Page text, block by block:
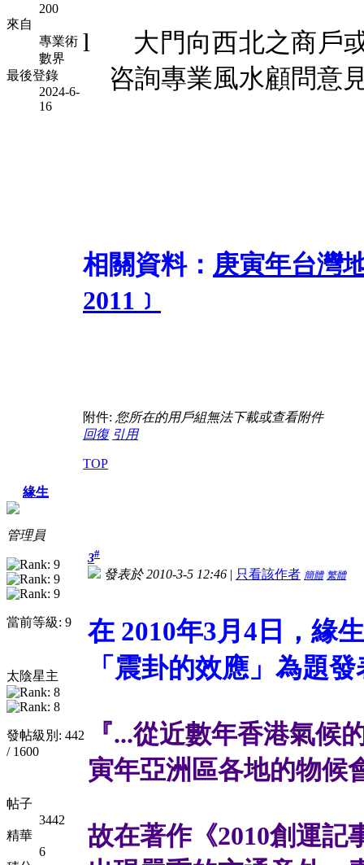
200
來自
專業術
數界
最後登錄
2024-6-
16
l
大門向西北之商戶
咨詢專業風水顧問意
相關資料： 庚寅年台灣
2011﹞
附件: 您所在的用戶組無法下載或查看附件
回復 引用
TOP
緣生
管理員
當前等級: 9
太陰星主
發帖級別: 442
/ 1600
帖子
3442
精華
6
3#
發表於 2010-3-5 12:46 | 只看該作者 簡體 繁體
在 2010年3月4日，緣
「震卦的效應」為題
『...從近數年香港氣候
寅年亞洲區各地的物候
故在著作《2010創運記